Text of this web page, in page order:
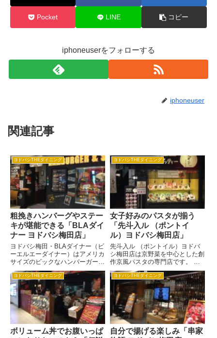
Pocket LINE コピー
iphoneuserをフォローする
iphoneuser
関連記事
ヨドバシTHEダイニング
粗挽きハンバーグやステー
キが堪能できる「BLAダイ
ナー ヨドバシ梅田店」
ヨドバシ梅田・BLAダイナー（ビ
ーエルエーダイナー）はアメリカ
サイズのビックなハンバーガーと
がっつりステーキが食べられるお
店です。 BLAダイナーはすべて
店内仕込みなので、ハンバーガー
のパテも200ｇ越えの半端のない
サイズです。 ステーキも...
ヨドバシTHEダイニング
女子好みのパスタが揃う
「先斗入ル （ポントイ
ル）ヨドバシ梅田店」
先斗入ル （ポントイル）ヨドバ
シ梅田店は京野菜を中心とした創
作京風パスタの専門店です。 先
斗の名前は京都の先斗町からつけ
られていて、江戸時代からお茶屋
や旅籠で栄え、今なお町屋が残る
の京都の一大観光スポットでもあ
ります。 そんな京都におい
て、...
ヨドバシTHEダイニング
ボリューム丼でお腹いっぱ
ヨドバシTHEダイニング
自分で揚げる楽しみ「串家